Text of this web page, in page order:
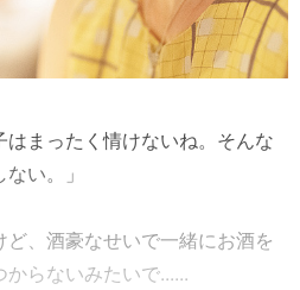
まったく情けないね。そんな
い。」
、酒豪なせいで一緒にお酒を
らないみたいで......